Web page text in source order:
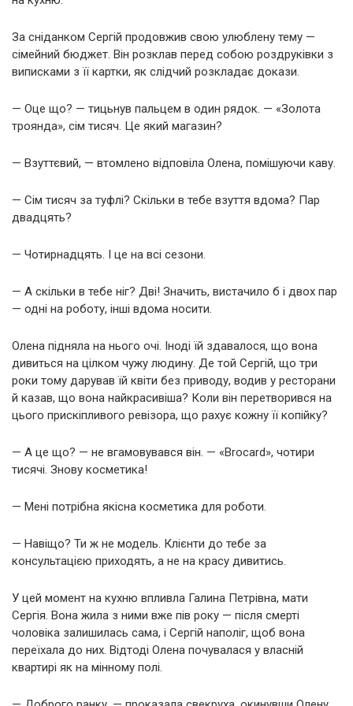
За сніданком Сергій продовжив свою улюблену тему —
сімейний бюджет. Він розклав перед собою роздруківки з
виписками з її картки, як слідчий розкладає докази.
— Оце що? — тицьнув пальцем в один рядок. — «Золота
троянда», сім тисяч. Це який магазин?
— Взуттєвий, — втомлено відповіла Олена, помішуючи каву.
— Сім тисяч за туфлі? Скільки в тебе взуття вдома? Пар
двадцять?
— Чотирнадцять. І це на всі сезони.
— А скільки в тебе ніг? Дві! Значить, вистачило б і двох пар
— одні на роботу, інші вдома носити.
Олена підняла на нього очі. Іноді їй здавалося, що вона
дивиться на цілком чужу людину. Де той Сергій, що три
роки тому дарував їй квіти без приводу, водив у ресторани
й казав, що вона найкрасивіша? Коли він перетворився на
цього прискіпливого ревізора, що рахує кожну її копійку?
— А це що? — не вгамовувався він. — «Brocard», чотири
тисячі. Знову косметика!
— Мені потрібна якісна косметика для роботи.
— Навіщо? Ти ж не модель. Клієнти до тебе за
консультацією приходять, а не на красу дивитись.
У цей момент на кухню впливла Галина Петрівна, мати
Сергія. Вона жила з ними вже пів року — після смерті
чоловіка залишилась сама, і Сергій наполіг, щоб вона
переїхала до них. Відтоді Олена почувалася у власній
квартирі як на мінному полі.